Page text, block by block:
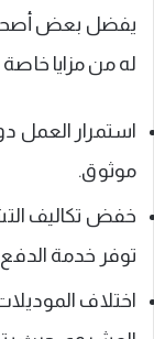
يفضل بعض أصحاب
له من مزايا
استمرار العمل
موثوق.
خفض تكاليف
توفر خدمة
اختلاف